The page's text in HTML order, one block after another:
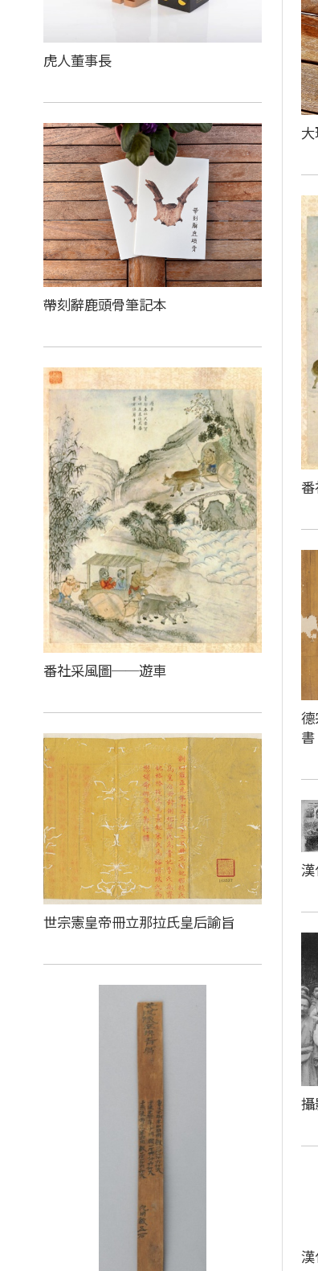
虎人董事長
帶刻辭鹿頭骨筆記本
番社采風圖──遊車
書
世宗憲皇帝冊立那拉氏皇后諭旨
攝